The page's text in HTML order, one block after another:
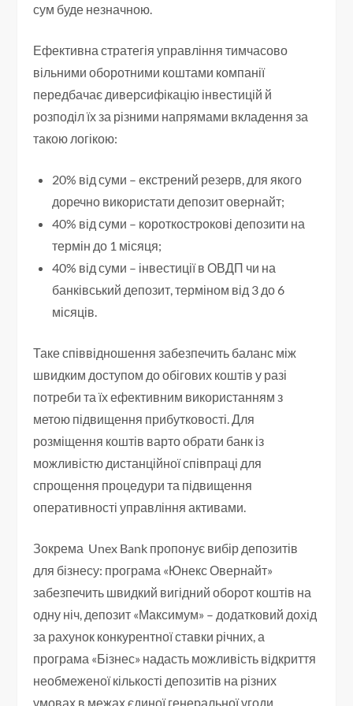
сум буде незначною.
Ефективна стратегія управління тимчасово
вільними оборотними коштами компанії
передбачає диверсифікацію інвестицій й
розподіл їх за різними напрямами вкладення за
такою логікою:
20% від суми – екстрений резерв, для якого
доречно використати депозит овернайт;
40% від суми – короткострокові депозити на
термін до 1 місяця;
40% від суми – інвестиції в ОВДП чи на
банківський депозит, терміном від 3 до 6
місяців.
Таке співвідношення забезпечить баланс між
швидким доступом до обігових коштів у разі
потреби та їх ефективним використанням з
метою підвищення прибутковості. Для
розміщення коштів варто обрати банк із
можливістю дистанційної співпраці для
спрощення процедури та підвищення
оперативності управління активами.
Зокрема Unex Bank пропонує вибір депозитів
для бізнесу: програма «Юнекс Овернайт»
забезпечить швидкий вигідний оборот коштів на
одну ніч, депозит «Максимум» – додатковий дохід
за рахунок конкурентної ставки річних, а
програма «Бізнес» надасть можливість відкриття
необмеженої кількості депозитів на різних
умовах в межах єдиної генеральної угоди.